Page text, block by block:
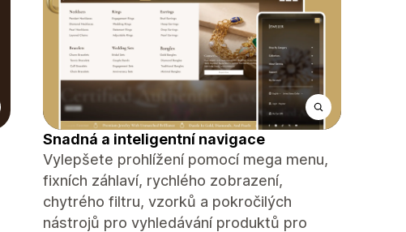
Snadná a inteligentní navigace
Vylepšete prohlížení pomocí mega menu,
fixních záhlaví, rychlého zobrazení,
chytrého filtru, vzorků a pokročilých
nástrojů pro vyhledávání produktů pro